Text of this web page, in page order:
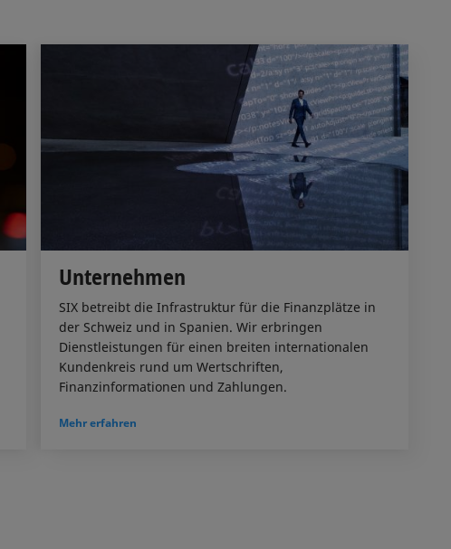
Unternehmen
SIX betreibt die Infrastruktur für die Finanzplätze in
der Schweiz und in Spanien. Wir erbringen
Dienstleistungen für einen breiten internationalen
Kundenkreis rund um Wertschriften,
Finanzinformationen und Zahlungen.
Mehr erfahren